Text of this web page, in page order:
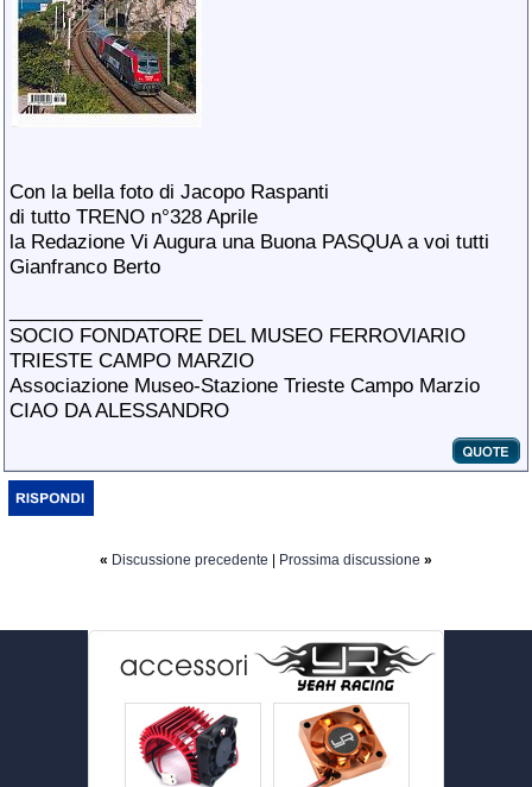
Con la bella foto di Jacopo Raspanti
di tutto TRENO n°328 Aprile
la Redazione Vi Augura una Buona PASQUA a voi tutti
Gianfranco Berto
SOCIO FONDATORE DEL MUSEO FERROVIARIO
TRIESTE CAMPO MARZIO
Associazione Museo-Stazione Trieste Campo Marzio
CIAO DA ALESSANDRO
« Discussione precedente Prossima discussione »